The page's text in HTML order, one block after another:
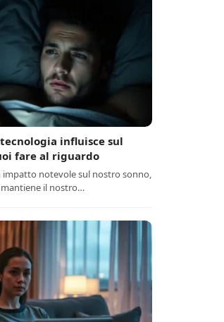
influisce sul
fare al riguardo
impatto notevole sul nostro sonno,
il nostro…